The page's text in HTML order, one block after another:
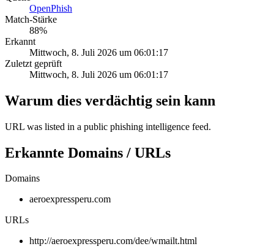
OpenPhish
Match-Stärke
88%
Erkannt
Mittwoch, 8. Juli 2026 um 06:01:17
Zuletzt geprüft
Mittwoch, 8. Juli 2026 um 06:01:17
Warum dies verdächtig sein kann
URL was listed in a public phishing intelligence feed.
Erkannte Domains / URLs
Domains
aeroexpressperu.com
URLs
http://aeroexpressperu.com/dee/wmailt.html